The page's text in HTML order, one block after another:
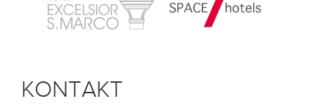
KONTAKT